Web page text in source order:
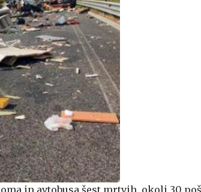
in avtobusa šest mrtvih, okoli 30